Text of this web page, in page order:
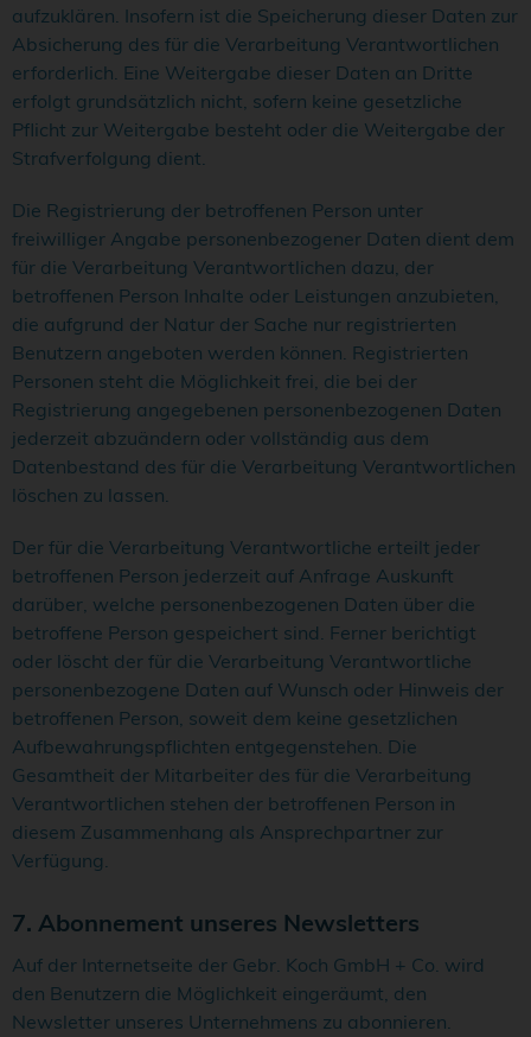
aufzuklären. Insofern ist die Speicherung dieser Daten zur
Absicherung des für die Verarbeitung Verantwortlichen
erforderlich. Eine Weitergabe dieser Daten an Dritte
erfolgt grundsätzlich nicht, sofern keine gesetzliche
Pflicht zur Weitergabe besteht oder die Weitergabe der
Strafverfolgung dient.
Die Registrierung der betroffenen Person unter
freiwilliger Angabe personenbezogener Daten dient dem
für die Verarbeitung Verantwortlichen dazu, der
betroffenen Person Inhalte oder Leistungen anzubieten,
die aufgrund der Natur der Sache nur registrierten
Benutzern angeboten werden können. Registrierten
Personen steht die Möglichkeit frei, die bei der
Registrierung angegebenen personenbezogenen Daten
jederzeit abzuändern oder vollständig aus dem
Datenbestand des für die Verarbeitung Verantwortlichen
löschen zu lassen.
Der für die Verarbeitung Verantwortliche erteilt jeder
betroffenen Person jederzeit auf Anfrage Auskunft
darüber, welche personenbezogenen Daten über die
betroffene Person gespeichert sind. Ferner berichtigt
oder löscht der für die Verarbeitung Verantwortliche
personenbezogene Daten auf Wunsch oder Hinweis der
betroffenen Person, soweit dem keine gesetzlichen
Aufbewahrungspflichten entgegenstehen. Die
Gesamtheit der Mitarbeiter des für die Verarbeitung
Verantwortlichen stehen der betroffenen Person in
diesem Zusammenhang als Ansprechpartner zur
Verfügung.
7. Abonnement unseres Newsletters
Auf der Internetseite der Gebr. Koch GmbH + Co. wird
den Benutzern die Möglichkeit eingeräumt, den
Newsletter unseres Unternehmens zu abonnieren.